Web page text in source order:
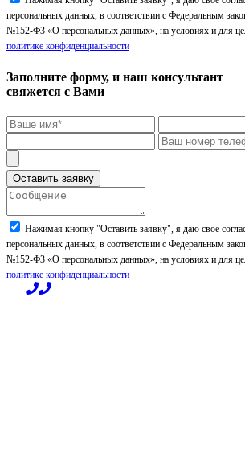
персональных данных, в соответствии с Федеральным
№152-Ф3 «О персональных данных», на условиях и для
политике конфиденциальности
Заполните форму, и наш консультант
свяжется с Вами
Нажимая кнопку "Оставить заявку", я даю свое
персональных данных, в соответствии с Федеральным
№152-Ф3 «О персональных данных», на условиях и для
политике конфиденциальности